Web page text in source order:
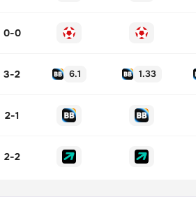
0-0
3-2 6.1 1.33
2-1
2-2